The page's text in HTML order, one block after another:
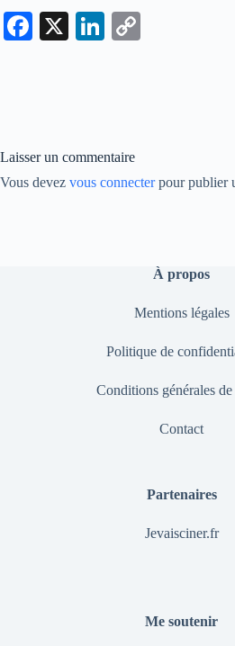
Fa
X
Li
Laisser un commentaire
Vous devez vous connecterpour publier
À propos
Mentions légales
Politique de
Conditions générales
Contact
Partenaires
Jevaisciner.fr
Me soutenir